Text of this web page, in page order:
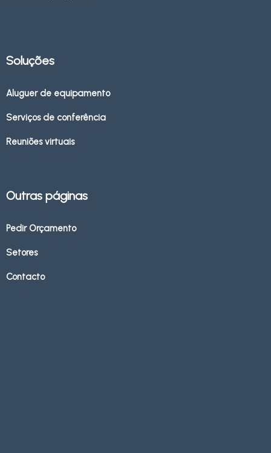
Soluções
Aluguer de equipamento
Serviços de conferência
Reuniões virtuais
Outras páginas
Pedir Orçamento
Setores
Contacto